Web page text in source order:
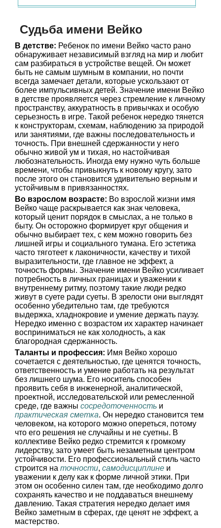
Судьба имени Вейко
В детстве: Ребенок по имени Вейко часто рано
обнаруживает независимый взгляд на мир и любит
сам разбираться в устройстве вещей. Он может
быть не самым шумным в компании, но почти
всегда замечает детали, которые ускользают от
более импульсивных детей. Значение имени Вейко
в детстве проявляется через стремление к личному
пространству, аккуратность в привычках и особую
серьезность в игре. Такой ребенок нередко тянется
к конструкторам, схемам, наблюдению за природой
или занятиями, где важны последовательность и
точность. При внешней сдержанности у него
обычно живой ум и тихая, но настойчивая
любознательность. Иногда ему нужно чуть больше
времени, чтобы привыкнуть к новому кругу, зато
после этого он становится удивительно верным и
устойчивым в привязанностях.
Во взрослом возрасте: Во взрослой жизни имя
Вейко чаще раскрывается как знак человека,
который ценит порядок в смыслах, а не только в
быту. Он осторожно формирует круг общения и
обычно выбирает тех, с кем можно говорить без
лишней игры и социального тумана. Его эстетика
часто тяготеет к лаконичности, качеству и тихой
выразительности, где главное не эффект, а
точность формы. Значение имени Вейко усиливает
потребность в личных границах и уважении к
внутреннему ритму, поэтому такие люди редко
живут в суете ради суеты. В зрелости они выглядят
особенно убедительно там, где требуются
выдержка, хладнокровие и умение держать паузу.
Нередко именно с возрастом их характер начинает
восприниматься не как холодность, а как
благородная сдержанность.
Таланты и профессия: Имя Вейко хорошо
сочетается с деятельностью, где ценятся точность,
ответственность и умение работать на результат
без лишнего шума. Его носитель способен
проявить себя в инженерной, аналитической,
проектной, исследовательской или ремесленной
среде, где важны сосредоточенность и
практическая сметка. Он нередко становится тем
человеком, на которого можно опереться, потому
что его решения не случайны и не суетны. В
коллективе Вейко редко стремится к громкому
лидерству, зато умеет быть незаметным центром
устойчивости. Его профессиональный стиль часто
строится на точности, самодисциплине и
уважении к делу как к форме личной этики. При
этом он особенно силен там, где необходимо долго
сохранять качество и не поддаваться внешнему
давлению. Такая стратегия нередко делает имя
Вейко заметным в сферах, где ценят не эффект, а
мастерство.